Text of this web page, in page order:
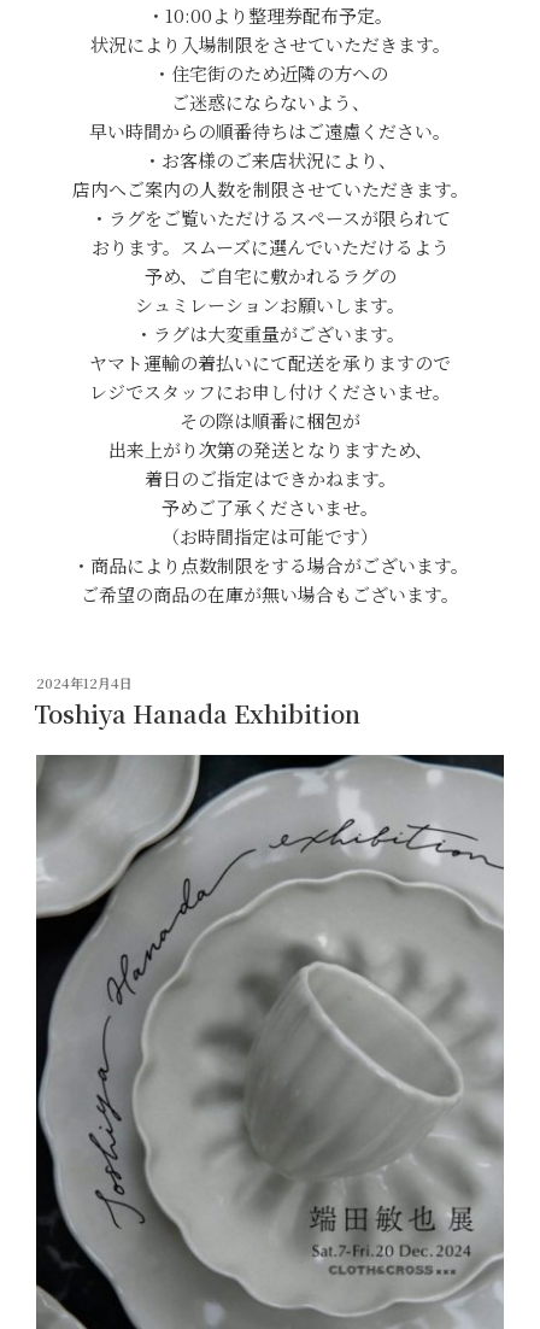
・10:00より整理券配布予定。
状況により入場制限をさせていただきます。
・住宅街のため近隣の方への
ご迷惑にならないよう、
早い時間からの順番待ちはご遠慮ください。
・お客様のご来店状況により、
店内へご案内の人数を制限させていただきます。
・ラグをご覧いただけるスペースが限られて
おります。スムーズに選んでいただけるよう
予め、ご自宅に敷かれるラグの
シュミレーションお願いします。
・ラグは大変重量がございます。
ヤマト運輸の着払いにて配送を承りますので
レジでスタッフにお申し付けくださいませ。
その際は順番に梱包が
出来上がり次第の発送となりますため、
着日のご指定はできかねます。
予めご了承くださいませ。
（お時間指定は可能です）
・商品により点数制限をする場合がございます。
ご希望の商品の在庫が無い場合もございます。
投
稿
日:
2024年12月4日
Toshiya Hanada Exhibition